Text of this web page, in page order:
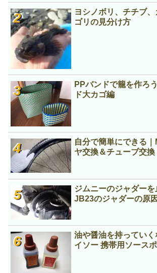
ヨシノボリ、チチブ
ゴリの見分け方
PPバンドで籠を作ろ
ド大カゴ編
自分で簡単にできる
ヤ交換＆チューブ交換
ジムニーのジャダーを
JB23のジャダーの原
油や醤油を持ってい
イソー 携帯用ソース